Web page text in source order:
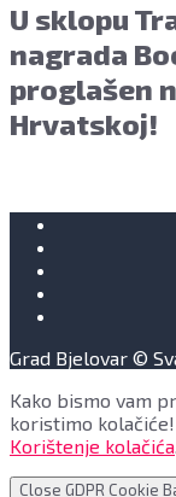
U sklopu
nagrada
proglašen
Hrvatskoj!
Grad Bjelovar ©
Kako bismo vam
koristimo
Korištenje kolačića.
Close GDPR Cookie